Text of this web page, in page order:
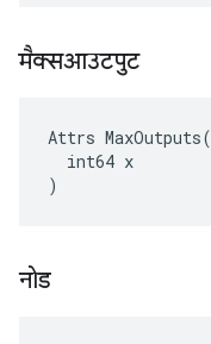
मैक्सआउटपुट
Attrs MaxOutputs(
  int64 x
)
नोड